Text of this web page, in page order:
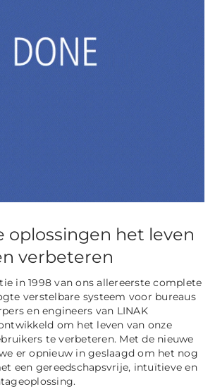
oplossingen het leven
verbeteren
in 1998 van onsallereerste complete
verstelbare systeem voor bureaus
en engineers van LINAK
om het leven van onze
te verbeteren. Met de nieuwe
er opnieuw in geslaagd om het nog
een gereedschapsvrije, intuïtieve en